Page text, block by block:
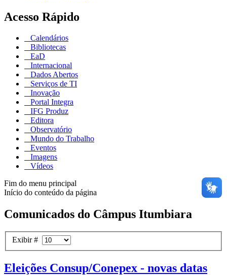
Acesso Rápido
Calendários
Bibliotecas
EaD
Internacional
Dados Abertos
Serviços de TI
Inovação
Portal Integra
IFG Produz
Editora
Observatório
Mundo do Trabalho
Eventos
Imagens
Vídeos
Fim do menu principal
Início do conteúdo da página
Comunicados do Câmpus Itumbiara
Exibir #
Eleições Consup/Conepex - novas datas